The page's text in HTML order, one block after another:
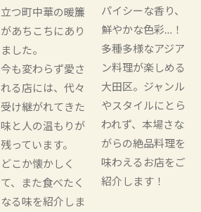
立つ町中華の暖簾
があちこちにあり
ました。
今も変わらず愛さ
れる店には、代々
受け継がれてきた
味と人の温もりが
残っています。
どこか懐かしく
て、また食べたく
なる味を紹介しま
パイシーな香り、
鮮やかな色彩…！
多種多様なアジア
ン料理が楽しめる
大田区。ジャンル
やスタイルにとら
われず、本場さな
がらの絶品料理を
味わえるお店をご
紹介します！